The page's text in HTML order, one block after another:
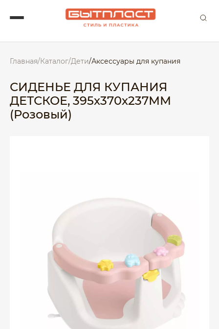
Главная/Каталог/Дети/Аксессуары для купания
СИДЕНЬЕ ДЛЯ КУПАНИЯ
ДЕТСКОЕ, 395х370х237ММ
(Розовый)